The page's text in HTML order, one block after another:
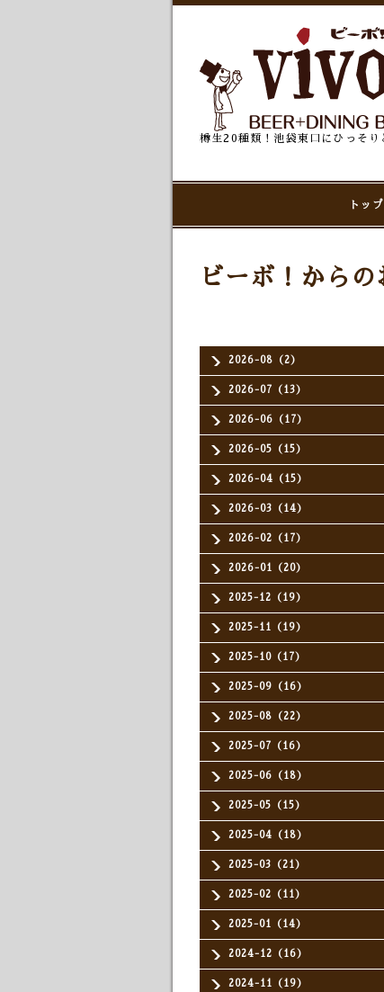
樽生20種類！池袋東口にひっそり
トッ
2026-08（2）
2026-07（13）
2026-06（17）
2026-05（15）
2026-04（15）
2026-03（14）
2026-02（17）
2026-01（20）
2025-12（19）
2025-11（19）
2025-10（17）
2025-09（16）
2025-08（22）
2025-07（16）
2025-06（18）
2025-05（15）
2025-04（18）
2025-03（21）
2025-02（11）
2025-01（14）
2024-12（16）
2024-11（19）
ビーボ！からの